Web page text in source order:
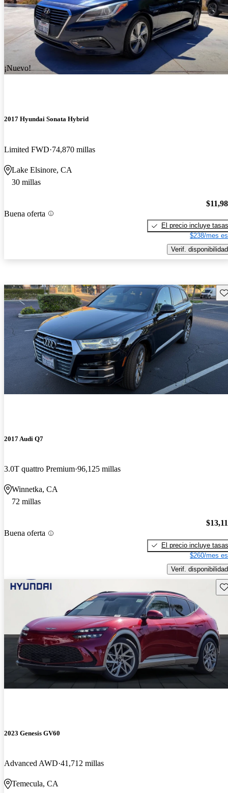
¡Nuevo!
2017 Hyundai Sonata Hybrid
Limited FWD 74,870 millas
Lake Elsinore, CA
30 millas
Buena oferta
El precio incluye tasas
$238/mes
Verif. disponibilidad
2017 Audi Q7
3.0T quattro Premium 96,125 millas
Winnetka, CA
72 millas
Buena oferta
El precio incluye tasas
$260/mes
Verif. disponibilidad
2023 Genesis GV60
Advanced AWD 41,712 millas
Temecula, CA